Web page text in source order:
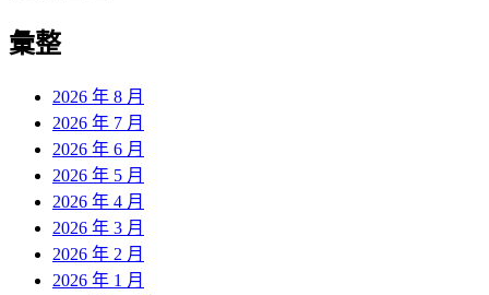
彙整
2026 年 8 月
2026 年 7 月
2026 年 6 月
2026 年 5 月
2026 年 4 月
2026 年 3 月
2026 年 2 月
2026 年 1 月